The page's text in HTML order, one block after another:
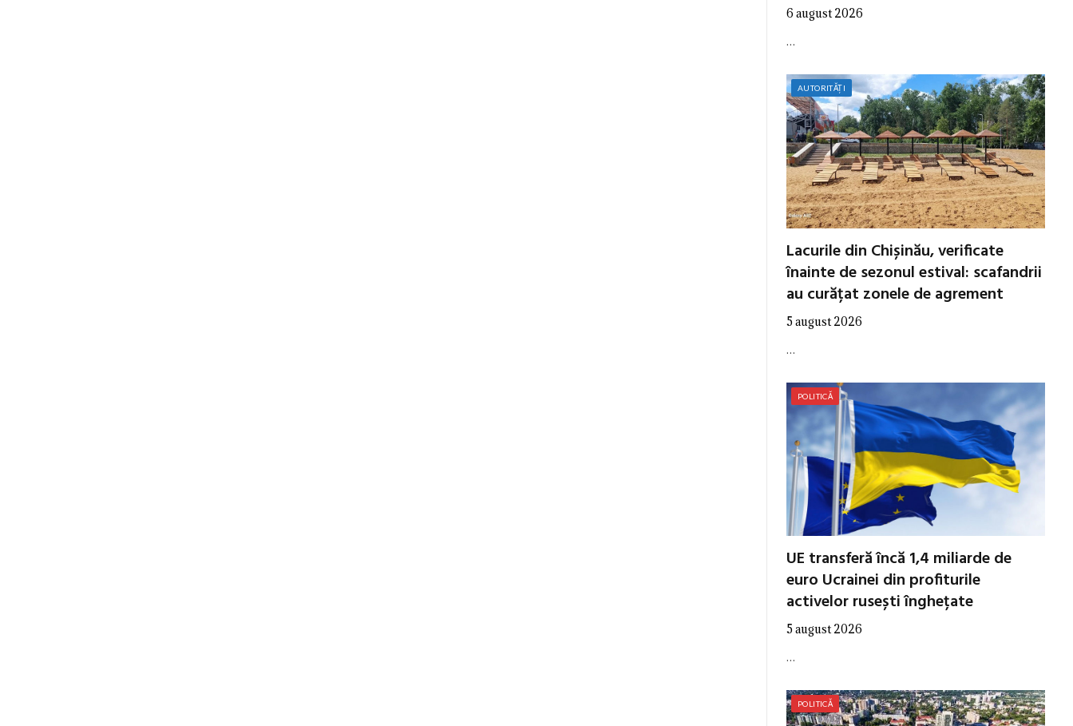
6 august 2026
…
AUTORITĂȚI
Lacurile din Chișinău, verificate
înainte de sezonul estival: scafandrii
au curățat zonele de agrement
5 august 2026
…
POLITICĂ
UE transferă încă 1,4 miliarde de
euro Ucrainei din profiturile
activelor rusești înghețate
5 august 2026
…
POLITICĂ